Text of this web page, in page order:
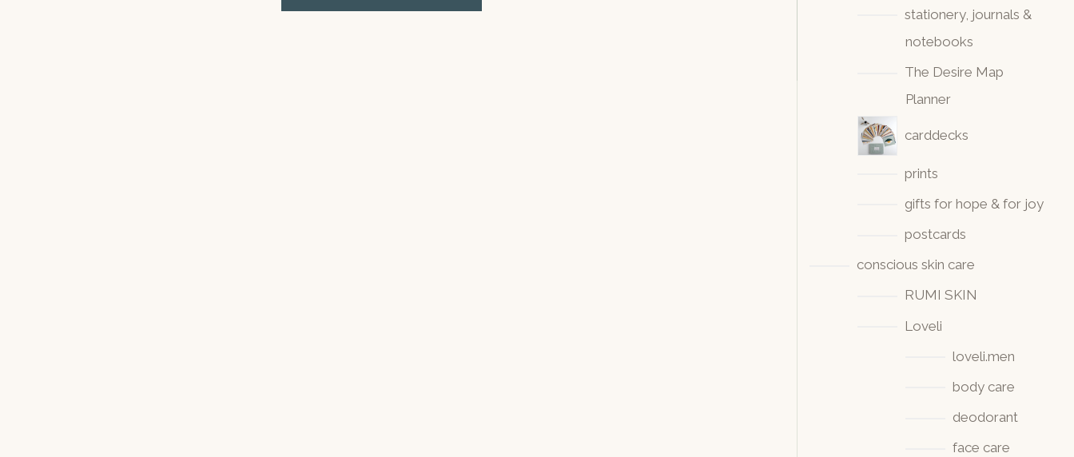
stationery, journals &
notebooks
The Desire Map
Planner
carddecks
prints
gifts for hope & for joy
postcards
conscious skin care
RUMI SKIN
Loveli
loveli.men
body care
deodorant
face care